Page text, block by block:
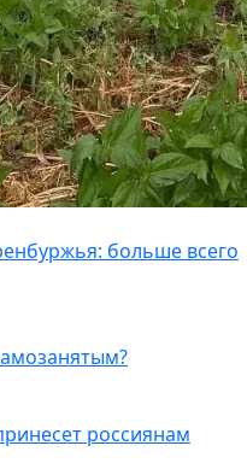
больше всего
россиянам